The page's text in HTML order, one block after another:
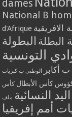
dames
National B
d'Afrique الافريقية
البطلة البطولة
التونسية
أكابر الوطني ب كبريات
كأس الأبطال كأس
النسائية ملف
أمم إفريقيا